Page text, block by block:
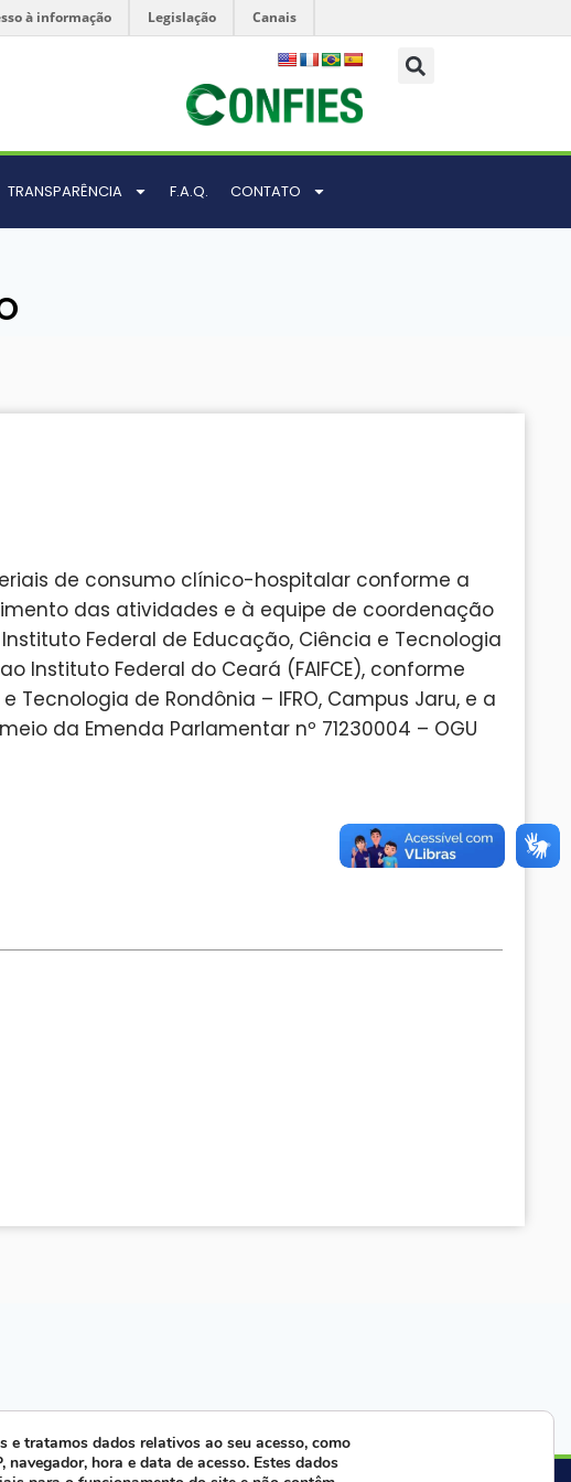
à informação Legislação Canais
TRANSPARÊNCIA F.A.Q. CONTATO
de consumo clínico-hospitalar conforme a
das atividades e à equipe de coordenação
Instituto Federal de Educação, Ciência e Tecnologia
Instituto Federal do Ceará (FAIFCE), conforme
de Rondônia – IFRO, Campus Jaru, e a
da Emenda Parlamentar nº 71230004 – OGU
e tratamos dados relativos ao seu acesso, como
navegador, hora e data de acesso. Estes dados